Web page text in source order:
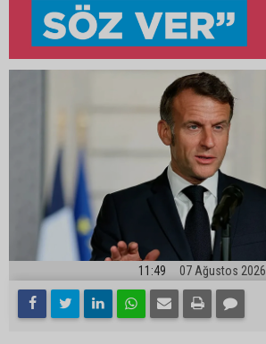
11:49 07 Ağustos 2026